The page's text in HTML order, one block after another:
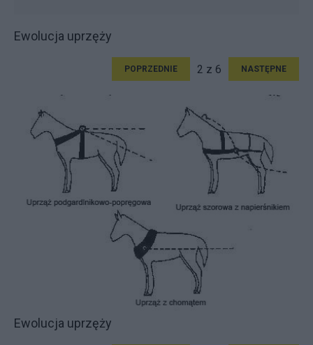
Ewolucja uprzęży
POPRZEDNIE 2 z 6 NASTĘPNE
Ewolucja uprzęży